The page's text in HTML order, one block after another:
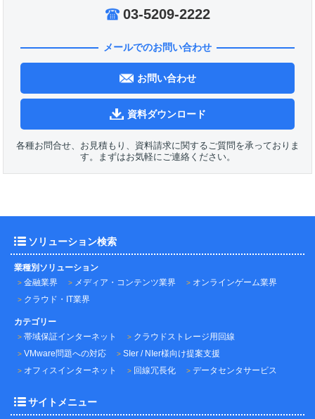
03-5209-2222
メールでのお問い合わせ
お問い合わせ
資料ダウンロード
各種お問合せ、お見積もり、資料請求に関するご質問を承っておりま
す。まずはお気軽にご連絡ください。
ソリューション検索
業種別ソリューション
金融業界
メディア・コンテンツ業界
オンラインゲーム業界
クラウド・IT業界
カテゴリー
帯域保証インターネット
クラウドストレージ用回線
VMware問題への対応
SIer / NIer様向け提案支援
オフィスインターネット
回線冗長化 データセンタサービス
サイトメニュー